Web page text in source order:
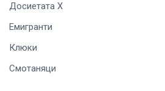
Досиетата Х
Емигранти
Клюки
Смотаняци